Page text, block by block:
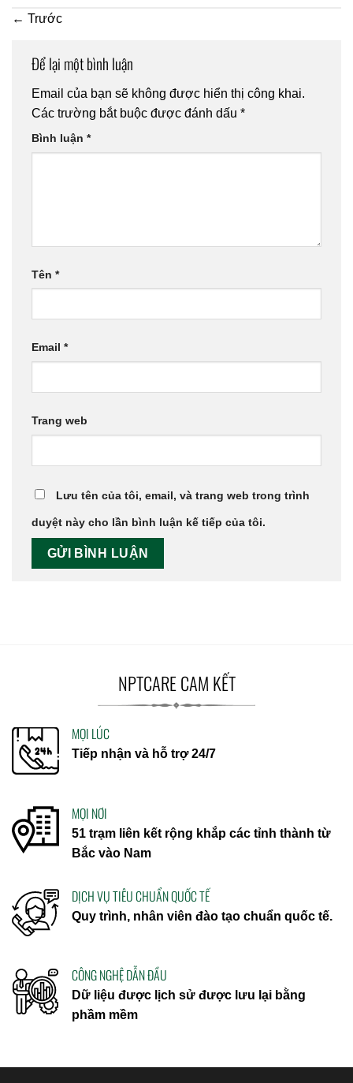
← Trước
Để lại một bình luận
Email của bạn sẽ không được hiển thị công khai.
Các trường bắt buộc được đánh dấu *
Bình luận *
Tên *
Email *
Trang web
Lưu tên của tôi, email, và trang web trong trình
duyệt này cho lần bình luận kế tiếp của tôi.
NPTCARE CAM KẾT
MỌI LÚC
Tiếp nhận và hỗ trợ 24/7
MỌI NƠI
51 trạm liên kết rộng khắp các tỉnh thành từ
Bắc vào Nam
DỊCH VỤ TIÊU CHUẨN QUỐC TẾ
Quy trình, nhân viên đào tạo chuẩn quốc tế.
CÔNG NGHỆ DẪN ĐẦU
Dữ liệu được lịch sử được lưu lại bằng
phầm mềm